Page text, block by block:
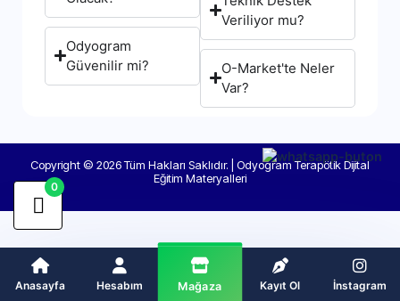
Anasayfa Hesabım Mağaza Kayıt Ol İnstagram
Odyogram
Güvenilir mi?
Veriliyor mu?
O-Market'te Neler
Var?
Copyright © 2026 Tüm Hakları Saklıdır. | Odyogram Terapötik Dijital
Eğitim Materyalleri
0